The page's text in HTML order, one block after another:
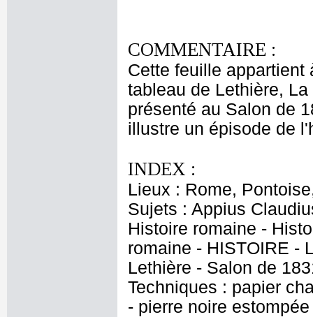
COMMENTAIRE :
Cette feuille appartient
tableau de Lethière,
présenté au Salon de
illustre un épisode de
INDEX :
Lieux : Rome,
Sujets : Appius
Histoire romaine -
romaine - HISTOIRE -
Lethière - Salon de
Techniques : papier
- pierre noire estompée